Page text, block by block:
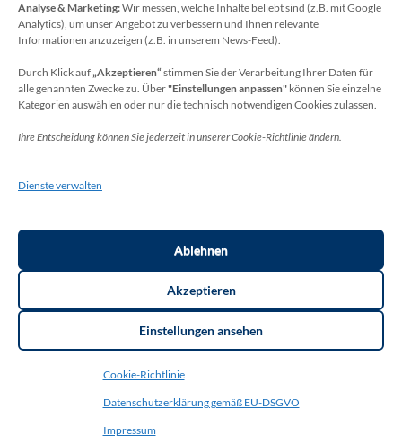
Analyse & Marketing:Wir messen, welche Inhalte beliebt sind (z.B. mit Google
Analytics), um unser Angebot zu verbessern und Ihnen relevante
Informationen anzuzeigen (z.B. in unserem News-Feed).
Durch Klick auf „Akzeptieren“ stimmen Sie der Verarbeitung Ihrer Daten für
alle genannten Zwecke zu. Über"Einstellungen anpassen" können Sie einzelne
Kategorien auswählen oder nur die technisch notwendigen Cookies zulassen.
Ihre Entscheidung können Sie jederzeit in unserer Cookie-Richtlinie ändern.
Dienste verwalten
Akzeptieren
Ablehnen
Einstellungen ansehen
Cookie-Richtlinie
Datenschutzerklärung gemäß EU-DSGVO
Impressum
Datenschutzbeauftragter
Sie erreichen unseren Datenschutzbeauftragten
unter:
Wolfgang Dax-Rommswinkel
Kaiser-Wilhelm-Platz 1
Deutschland
E-Mail: datenschutz-schulen[at]rhein-sieg-kreis.de
Education Zone Pro | entwickelt von Rara Themes.
<strong>Datenschutzerklärung gemäß EU-DSGVO (Datenschutz-
Grundverordnung)</strong>